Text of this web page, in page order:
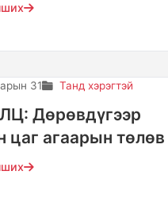
31 Танд хэрэгтэй
Дөрөвдүгээр
цаг агаарын төлөв